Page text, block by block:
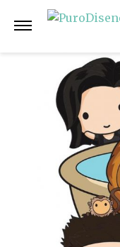
Anterior Siguiente